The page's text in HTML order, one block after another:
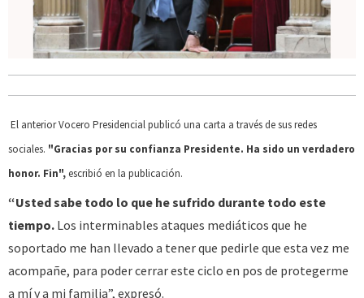
El anterior Vocero Presidencial publicó una carta a través de sus redes
sociales. "Gracias por su confianza Presidente. Ha sido un verdadero
honor. Fin", escribió en la publicación.
“Usted sabe todo lo que he sufrido durante todo este
tiempo. Los interminables ataques mediáticos que he
soportado me han llevado a tener que pedirle que esta vez me
acompañe, para poder cerrar este ciclo en pos de protegerme
a mí y a mi familia”, expresó.